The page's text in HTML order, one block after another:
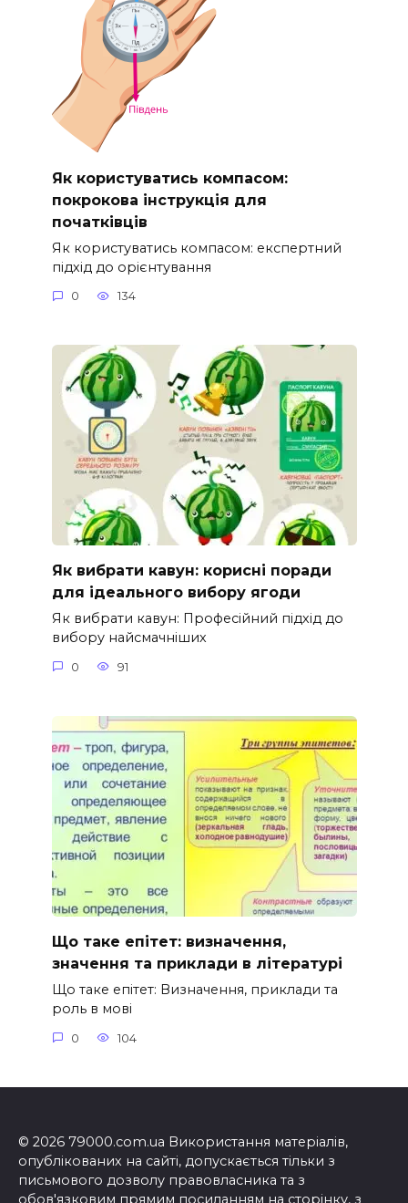
Як користуватись компасом:
покрокова інструкція для
початківців
Як користуватись компасом: експертний
підхід до орієнтування
0 134
Як вибрати кавун: корисні поради
для ідеального вибору ягоди
Як вибрати кавун: Професійний підхід до
вибору найсмачніших
0 91
Що таке епітет: визначення,
значення та приклади в літературі
Що таке епітет: Визначення, приклади та
роль в мові
0 104
© 2026 79000.com.ua Використання матеріалів,
опублікованих на сайті, допускається тільки з
письмового дозволу правовласника та з
обов'язковим прямим посиланням на сторінку, з